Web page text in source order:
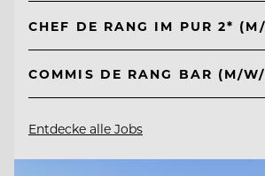
CHEF DE RANG IM PUR 2*
COMMIS DE RANG BAR (M/
Entdecke alle Jobs